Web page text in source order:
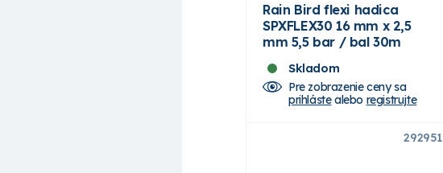
Rain Bird flexi hadica
SPXFLEX30 16 mm x 2,5
mm 5,5 bar / bal 30m
Skladom
Pre zobrazenie ceny sa
prihlástealebo registrujte
292951